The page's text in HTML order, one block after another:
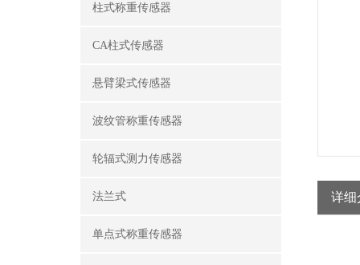
柱式称重传感器
CA柱式传感器
悬臂梁式传感器
波纹管称重传感器
轮辐式测力传感器
法兰式
单点式称重传感器
详细